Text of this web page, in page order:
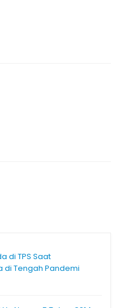
di TPS Saat
di Tengah Pandemi